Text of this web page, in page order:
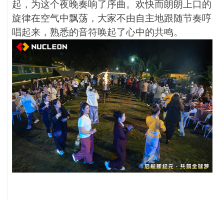
起，为这个夜晚奏响了序曲。欢快而朗朗上口的
旋律在空气中飘荡，大家不由自主地跟随节奏哼
唱起来，熟悉的音符唤起了心中的共鸣。